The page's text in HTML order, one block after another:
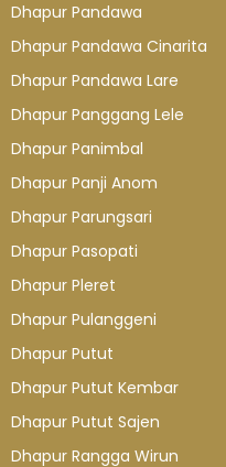
Dhapur Pandawa
Dhapur Pandawa Cinarita
Dhapur Pandawa Lare
Dhapur Panggang Lele
Dhapur Panimbal
Dhapur Panji Anom
Dhapur Parungsari
Dhapur Pasopati
Dhapur Pleret
Dhapur Pulanggeni
Dhapur Putut
Dhapur Putut Kembar
Dhapur Putut Sajen
Dhapur Rangga Wirun